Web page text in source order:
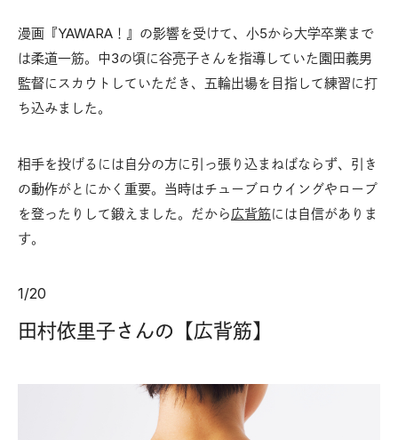
漫画『YAWARA！』の影響を受けて、小5から大学卒業まで
は柔道一筋。中3の頃に谷亮子さんを指導していた園田義男
監督にスカウトしていただき、五輪出場を目指して練習に打
ち込みました。
相手を投げるには自分の方に引っ張り込まねばならず、引き
の動作がとにかく重要。当時はチューブロウイングやロープ
を登ったりして鍛えました。だから広背筋には自信がありま
す。
1/20
田村依里子さんの【広背筋】